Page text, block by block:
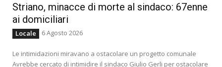
Striano, minacce di morte al sindaco: 67enne
ai domiciliari
Locale 6 Agosto 2026
Le intimidazioni miravano a ostacolare un progetto comunale
Avrebbe cercato di intimidire il sindaco Giulio Gerli per ostacolare